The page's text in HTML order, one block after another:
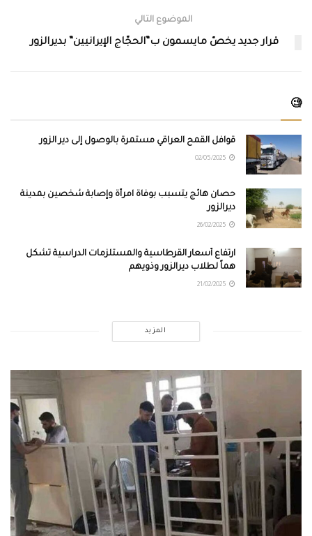
الموضوع التالي
قرار جديد يخصّ مايسمون ب”الحجّاج الإيرانيين” بديرالزور
🧐
قوافل القمح العراقي مستمرة بالوصول إلى دير الزور
حصان هائج يتسبب بوفاة امرأة وإصابة شخصين بمدينة
ديرالزور
ارتفاع أسعار القرطاسية والمستلزمات الدراسية تشكل
هماً لطلاب ديرالزور وذويهم
المزيد